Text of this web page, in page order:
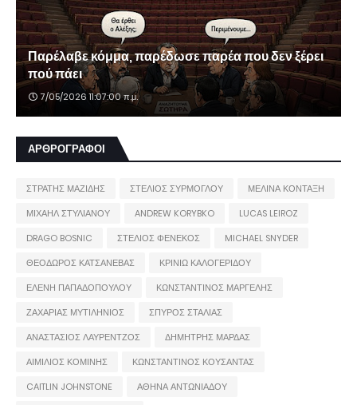
Παρέλαβε κόμμα, παρέδωσε παρέα που δεν ξέρει
πού πάει
7/05/2026 11:07:00 π.μ.
ΑΡΘΡΟΓΡΑΦΟΙ
ΣΤΡΑΤΗΣ ΜΑΖΙΔΗΣ ΣΤΕΛΙΟΣ ΣΥΡΜΟΓΛΟΥ
ΜΕΛΙΝΑ ΚΟΝΤΑΞΗ
ΜΙΧΑΗΛ ΣΤΥΛΙΑΝΟΥ
ANDREW KORYBKO
LUCAS LEIROZ
DRAGO BOSNIC
ΣΤΕΛΙΟΣ ΦΕΝΕΚΟΣ
MICHAEL SNYDER
ΘΕΟΔΩΡΟΣ ΚΑΤΣΑΝΕΒΑΣ
ΚΡΙΝΙΩ ΚΑΛΟΓΕΡΙΔΟΥ
ΕΛΕΝΗ ΠΑΠΑΔΟΠΟΥΛΟΥ
ΚΩΝΣΤΑΝΤΙΝΟΣ ΜΑΡΓΕΛΗΣ
ΖΑΧΑΡΙΑΣ ΜΥΤΙΛΗΝΙΟΣ
ΣΠΥΡΟΣ ΣΤΑΛΙΑΣ
ΑΝΑΣΤΑΣΙΟΣ ΛΑΥΡΕΝΤΖΟΣ
ΔΗΜΗΤΡΗΣ ΜΑΡΔΑΣ
ΑΙΜΙΛΙΟΣ ΚΟΜΙΝΗΣ
ΚΩΝΣΤΑΝΤΙΝΟΣ ΚΟΥΣΑΝΤΑΣ
CAITLIN JOHNSTONE
ΑΘΗΝΑ ΑΝΤΩΝΙΑΔΟΥ